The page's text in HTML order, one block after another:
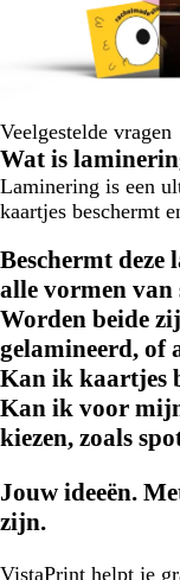
Veelgestelde vragen
Wat is
Laminering is een
kaartjes beschermt
Beschermt
alle vormen van
Worden beide
gelamineerd, of
Kan ik kaartjes
Kan ik voor
kiezen, zoals
Jouw ideeën.
zijn.
VistaPrint helpt je